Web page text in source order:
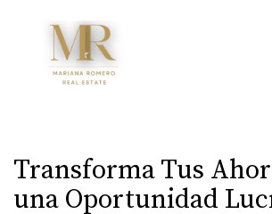
Transforma Tus
una Oportunidad